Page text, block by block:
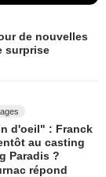
de nouvelles
surprise
d'oeil" : Franck
au casting
Paradis ?
répond